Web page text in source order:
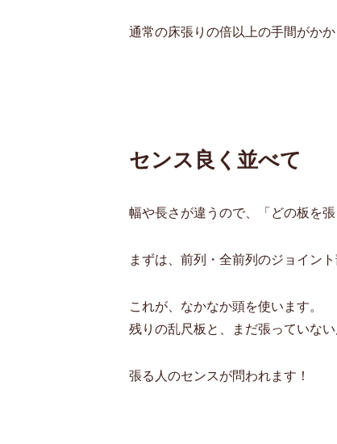
通常の床張りの倍以上の手間がかか
センス良く並べて
幅や長さが違うので、「どの板を
まずは、前列・全前列のジョイン
これが、なかなか頭を使います。
残りの乱尺板と、まだ張っていな
張る人のセンスが問われます！